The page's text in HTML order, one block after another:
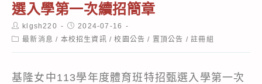
選入學第一次續招簡章
Post
author:
klgsh220
Post
published:
2024-07-16
Post最新消息 / 本校招生資訊 / 校園公告 / 置頂公告 / 註冊組
基隆女中113學年度體育班特招甄選入學第一次